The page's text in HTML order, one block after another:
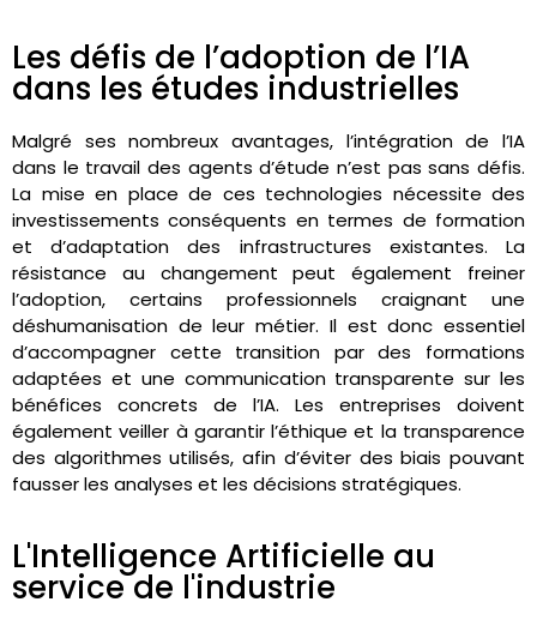
Les défis de l’adoption de l’IA
dans les études industrielles
Malgré ses nombreux avantages, l’intégration de l’IA
dans le travail des agents d’étude n’est pas sans défis.
La mise en place de ces technologies nécessite des
investissements conséquents en termes de formation
et d’adaptation des infrastructures existantes. La
résistance au changement peut également freiner
l’adoption, certains professionnels craignant une
déshumanisation de leur métier. Il est donc essentiel
d’accompagner cette transition par des formations
adaptées et une communication transparente sur les
bénéfices concrets de l’IA. Les entreprises doivent
également veiller à garantir l’éthique et la transparence
des algorithmes utilisés, afin d’éviter des biais pouvant
fausser les analyses et les décisions stratégiques.
L'Intelligence Artificielle au
service de l'industrie